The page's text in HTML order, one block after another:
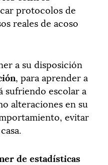
protocolos de
reales de acoso
a su disposición
, para aprender a
sufriendo escolar a
alteraciones en su
evitar
de estadísticas